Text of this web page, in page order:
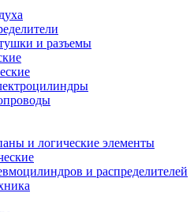
и разъемы
и логические элементы
и распределителей